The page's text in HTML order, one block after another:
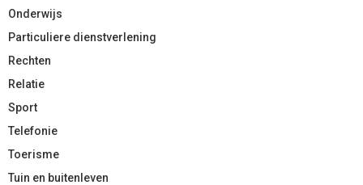
Onderwijs
Particuliere dienstverlening
Rechten
Relatie
Sport
Telefonie
Toerisme
Tuin en buitenleven